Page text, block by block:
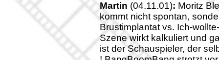
Martin (04.11.01): Moritz
kommt nicht spontan,
Brustimplantat vs. Ich-
Szene wirkt kalkuliert und
ist der Schauspieler, der